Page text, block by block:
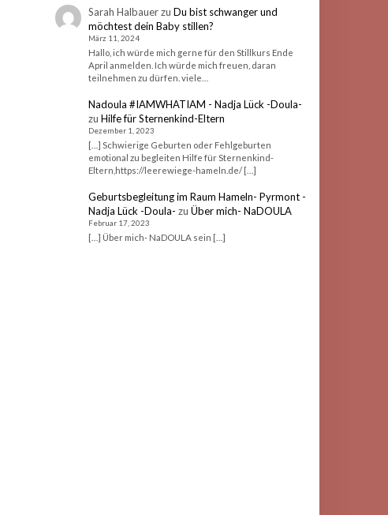
Sarah HalbauerzuDu bist schwanger und
möchtest dein Baby stillen?
März 11, 2024
Hallo, ich würde mich gerne für den Stillkurs Ende
April anmelden. Ich würde mich freuen, daran
teilnehmen zu dürfen. viele…
Nadoula #IAMWHATIAM - Nadja Lück -Doula-
zuHilfe für Sternenkind-Eltern
Dezember 1, 2023
[…] Schwierige Geburten oder Fehlgeburten
emotional zu begleiten Hilfe für Sternenkind-
Eltern,https://leerewiege-hameln.de/ […]
Geburtsbegleitung im Raum Hameln- Pyrmont -
Nadja Lück -Doula- zuÜber mich- NaDOULA
Februar 17, 2023
[…] Über mich- NaDOULA sein […]